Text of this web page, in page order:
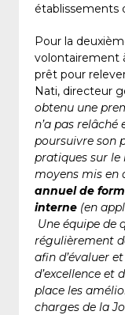
établissements
Pour la
volontairement
prêt pour
Nati, directeur
obtenu une
n’a pas relâché
poursuivre son
pratiques sur
moyens mis en
annuel de
interne (en
Une équipe de
régulièrement
afin d’évaluer
d’excellence et
place les
charges de la